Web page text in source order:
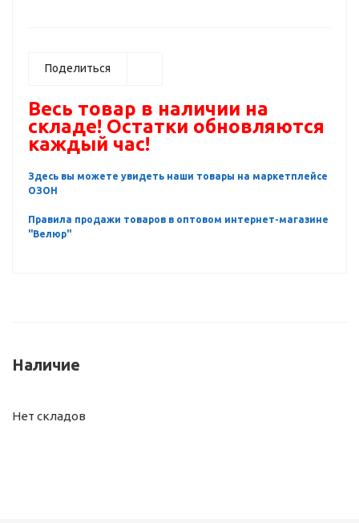
Поделиться
Весь товар в наличии на
складе! Остатки обновляются
каждый час!
Здесь вы можете увидеть наши товары на маркетплейсе
ОЗОН
Правила продажи товаров в оптовом интернет-магазине
"Велюр"
Наличие
Нет складов